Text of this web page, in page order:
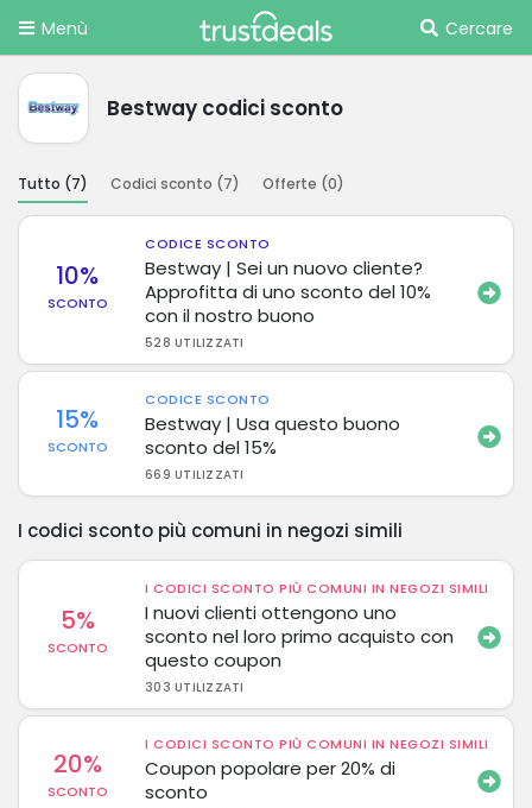
Menù Cercare
Bestway codici sconto
Tutto (7) Codici sconto (7) Offerte (0)
10%
SCONTO
CODICE SCONTO
Bestway | Sei un nuovo cliente?
Approfitta di uno sconto del 10%
con il nostro buono
528 UTILIZZATI
15%
SCONTO
CODICE SCONTO
Bestway | Usa questo buono
sconto del 15%
669 UTILIZZATI
I codici sconto più comuni in negozi simili
5%
SCONTO
I CODICI SCONTO PIÙ COMUNI IN NEGOZI SIMILI
I nuovi clienti ottengono uno
sconto nel loro primo acquisto con
questo coupon
303 UTILIZZATI
20%
SCONTO
I CODICI SCONTO PIÙ COMUNI IN NEGOZI SIMILI
Coupon popolare per 20% di
sconto